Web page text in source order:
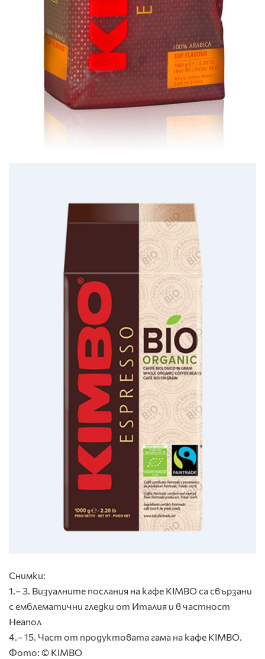
Снимки:
1.– 3. Визуалните послания на кафе KIMBO са свързани
с емблематични гледки от Италия и в частност
Неапол
4.– 15. Част от продуктовата гама на кафе KIMBO.
Фото: © KIMBO